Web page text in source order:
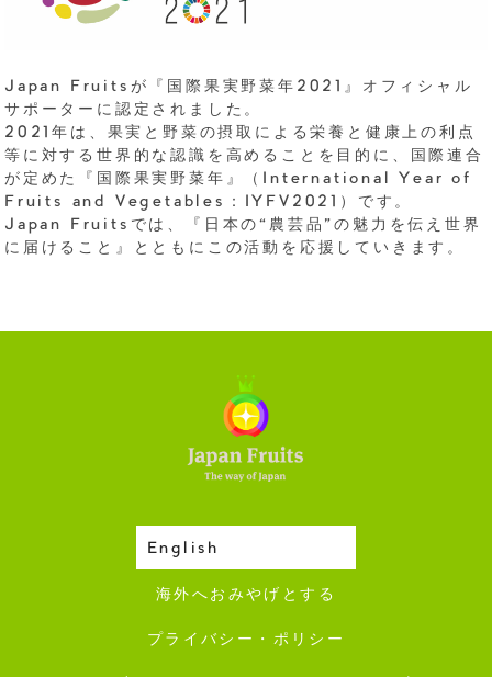
Japan Fruitsが『国際果実野菜年2021』オフィシャル
サポーターに認定されました。
2021年は、果実と野菜の摂取による栄養と健康上の利点
等に対する世界的な認識を高めることを目的に、国際連合
が定めた『国際果実野菜年』（International Year of
Fruits and Vegetables：IYFV2021）です。
Japan Fruitsでは、『日本の“農芸品”の魅力を伝え世界
に届けること』とともにこの活動を応援していきます。
English収穫カレンダー
海外へおみやげとする
プライバシー・ポリシー